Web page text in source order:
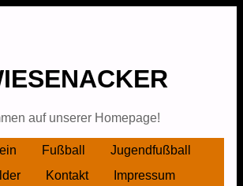
auf unserer Homepage!
Fußball
Jugendfußball
Kontakt
Impressum